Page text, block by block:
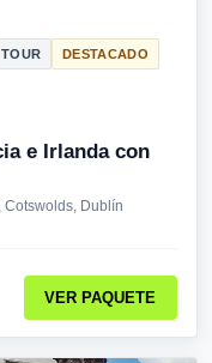
TOUR DESTACADO
e Irlanda con
Cotswolds, Dublín
VER PAQUETE